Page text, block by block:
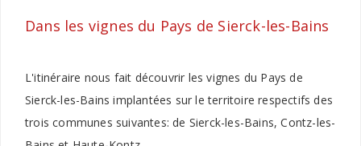
Dans les vignes du Pays de Sierck-les-Bains
L'itinéraire nous fait découvrir les vignes du Pays de
Sierck-les-Bains implantées sur le territoire respectifs des
trois communes suivantes: de Sierck-les-Bains, Contz-les-